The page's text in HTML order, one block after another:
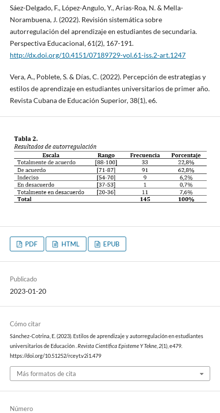
Sáez-Delgado, F., López-Angulo, Y., Arias-Roa, N. & Mella-
Norambuena, J. (2022). Revisión sistemática sobre
autorregulación del aprendizaje en estudiantes de secundaria.
Perspectiva Educacional, 61(2), 167-191.
http://dx.doi.org/10.4151/07189729-vol.61-iss.2-art.1247
Vera, A., Poblete, S. & Días, C. (2022). Percepción de estrategias y
estilos de aprendizaje en estudiantes universitarios de primer año.
Revista Cubana de Educación Superior, 38(1), e6.
PDF HTML EPUB
Publicado
2023-01-20
Cómo citar
Sánchez-Cotrina, E. (2023). Estilos de aprendizaje y autorregulación en estudiantes
universitarios de Educación . Revista Científica Episteme Y Tekne, 2(1), e479.
https://doi.org/10.51252/rceyt.v2i1.479
Más formatos de cita
Número